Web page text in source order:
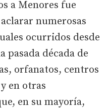
a Menores fue
numerosas
ocurridos desde
pasada década de
orfanatos, centros
en otras
en su mayoría,